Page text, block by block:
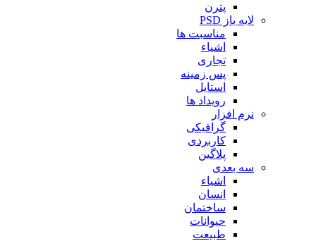
پترن
لایه باز PSD
مناسبت ها
اشیاء
تجاری
پس زمینه
استایل
رویداد ها
نرم افزار
گرافیکی
کاربردی
پلاگین
سه بعدی
اشیاء
انسان
ساختمان
حیوانات
طبیعت